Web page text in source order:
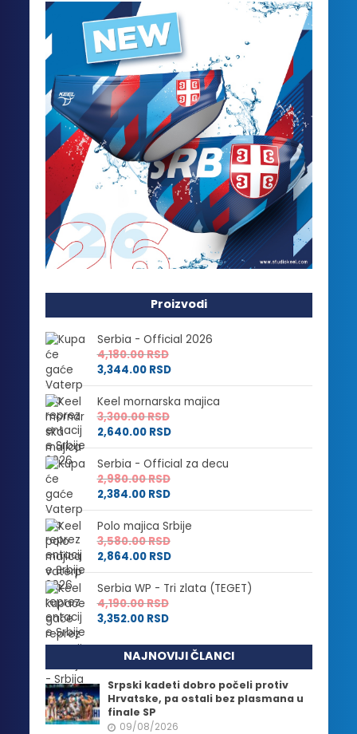
Proizvodi
Serbia - Official 2026
4,180.00RSD
3,344.00 RSD
Keel mornarska majica
3,300.00RSD
2,640.00 RSD
Serbia - Official za decu
2,980.00RSD
2,384.00 RSD
Polo majica Srbije
3,580.00RSD
2,864.00 RSD
Serbia WP - Tri zlata (TEGET)
4,190.00RSD
3,352.00 RSD
NAJNOVIJI ČLANCI
Srpski kadeti dobro počeli protiv
Hrvatske, pa ostali bez plasmana u
finale SP
09/08/2026